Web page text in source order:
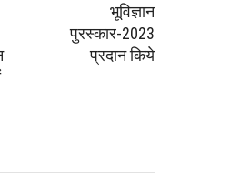
भूविज्ञान
पुरस्कार-2023
प्रदान किये